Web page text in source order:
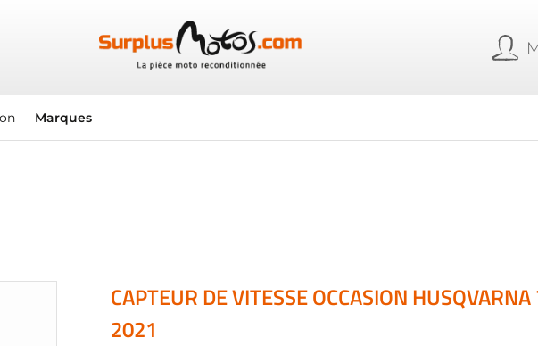
Marques
CAPTEUR DE VITESSE OCCASION
2021